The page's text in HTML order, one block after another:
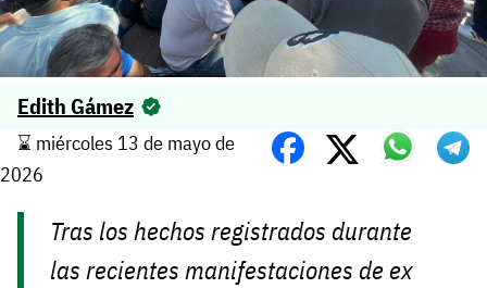
Edith Gámez
⌛️ miércoles 13 de mayo de
2026
Tras los hechos registrados durante
las recientes manifestaciones de ex